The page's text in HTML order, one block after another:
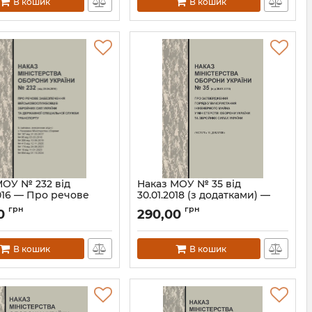
Н560МОУ
№ 232 від
— Про речове
Сил України та
спеціальної
грн
В кошик
Наказ МОУ № 35 від
30.01.2018 (з додатками) —
Порядок використання
інженерного майна у
Міністерстві оборони
України та Збройних Силах
України
290,00 грн
В кошик